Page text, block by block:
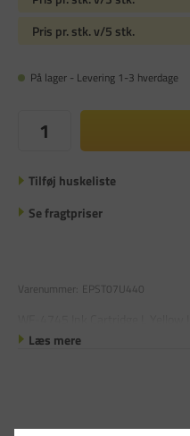
Pris pr. stk. v/5 stk.
På lager - Levering 1-3 hverdage
Tilføj huskeliste
Se fragtpriser
Varenummer: EPST07U440
Læs mere